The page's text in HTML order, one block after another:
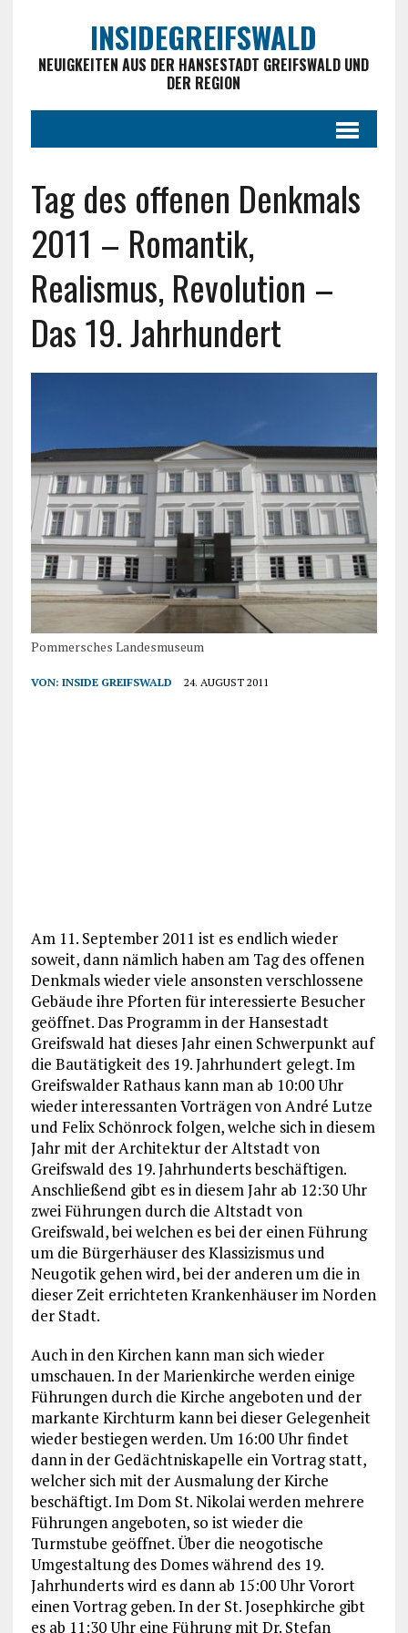
INSIDEGREIFSWALD
NEUIGKEITEN AUS DER HANSESTADT GREIFSWALD UND
DER REGION
Tag des offenen Denkmals
2011 – Romantik,
Realismus, Revolution –
Das 19. Jahrhundert
Pommersches Landesmuseum
VON: INSIDE GREIFSWALD 24. AUGUST 2011
Am 11. September 2011 ist es endlich wieder
soweit, dann nämlich haben am Tag des offenen
Denkmals wieder viele ansonsten verschlossene
Gebäude ihre Pforten für interessierte Besucher
geöffnet. Das Programm in der Hansestadt
Greifswald hat dieses Jahr einen Schwerpunkt auf
die Bautätigkeit des 19. Jahrhundert gelegt. Im
Greifswalder Rathaus kann man ab 10:00 Uhr
wieder interessanten Vorträgen von André Lutze
und Felix Schönrock folgen, welche sich in diesem
Jahr mit der Architektur der Altstadt von
Greifswald des 19. Jahrhunderts beschäftigen.
Anschließend gibt es in diesem Jahr ab 12:30 Uhr
zwei Führungen durch die Altstadt von
Greifswald, bei welchen es bei der einen Führung
um die Bürgerhäuser des Klassizismus und
Neugotik gehen wird, bei der anderen um die in
dieser Zeit errichteten Krankenhäuser im Norden
der Stadt.
Auch in den Kirchen kann man sich wieder
umschauen. In der Marienkirche werden einige
Führungen durch die Kirche angeboten und der
markante Kirchturm kann bei dieser Gelegenheit
wieder bestiegen werden. Um 16:00 Uhr findet
dann in der Gedächtniskapelle ein Vortrag statt,
welcher sich mit der Ausmalung der Kirche
beschäftigt. Im Dom St. Nikolai werden mehrere
Führungen angeboten, so ist wieder die
Turmstube geöffnet. Über die neogotische
Umgestaltung des Domes während des 19.
Jahrhunderts wird es dann ab 15:00 Uhr Vorort
einen Vortrag geben. In der St. Josephkirche gibt
es ab 11:30 Uhr eine Führung mit Dr. Stefan